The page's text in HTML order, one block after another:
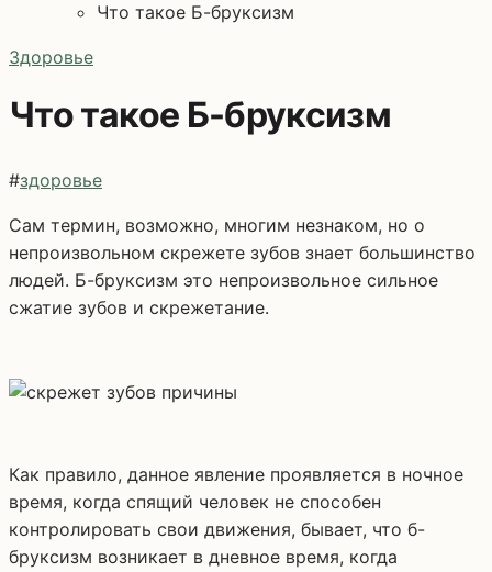
Что такое Б-бруксизм
Здоровье
Что такое Б-бруксизм
#здоровье
Сам термин, возможно, многим незнаком, но о
непроизвольном скрежете зубов знает большинство
людей. Б-бруксизм это непроизвольное сильное
сжатие зубов и скрежетание.
Как правило, данное явление проявляется в ночное
время, когда спящий человек не способен
контролировать свои движения, бывает, что б-
бруксизм возникает в дневное время, когда